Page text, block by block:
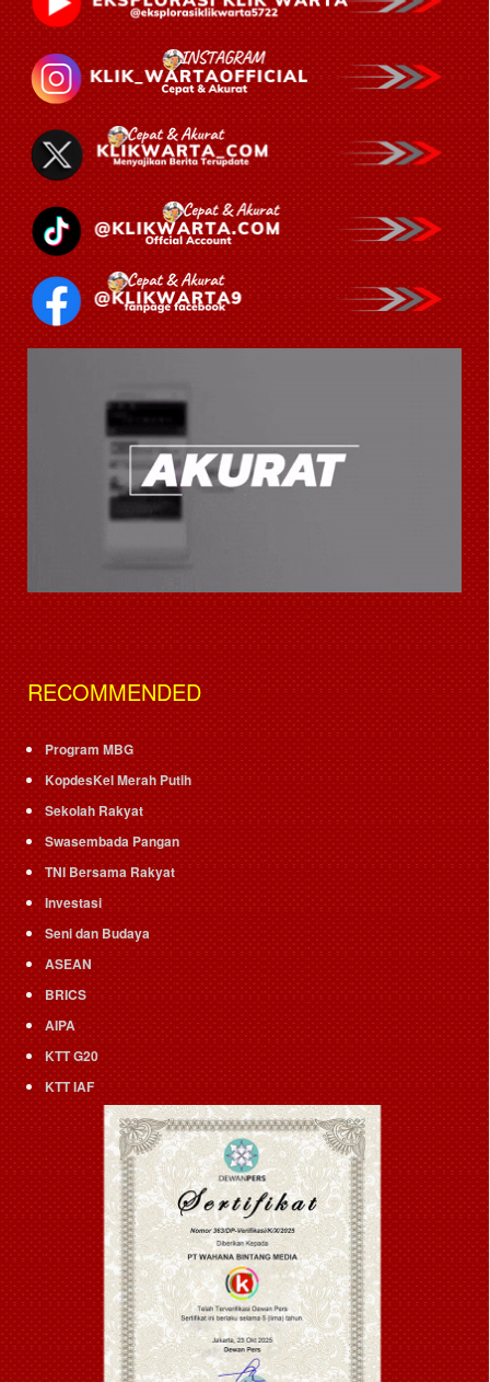
RECOMMENDED
Program MBG
KopdesKel Merah Putih
Sekolah Rakyat
Swasembada Pangan
TNI Bersama Rakyat
Investasi
Seni dan Budaya
ASEAN
BRICS
AIPA
KTT G20
KTT IAF